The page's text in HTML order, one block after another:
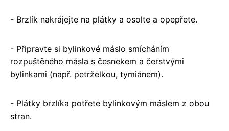
- Brzlík nakrájejte na plátky a osolte a opepřete.
- Připravte si bylinkové máslo smícháním
rozpuštěného másla s česnekem a čerstvými
bylinkami (např. petrželkou, tymiánem).
- Plátky brzlíka potřete bylinkovým máslem z obou
stran.